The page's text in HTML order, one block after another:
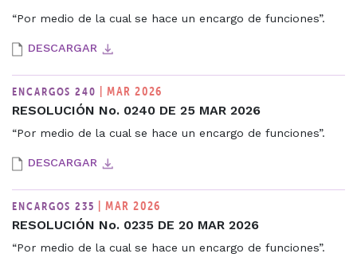
“Por medio de la cual se hace un encargo de funciones”.
DESCARGAR
ENCARGOS 240 | MAR 2026
RESOLUCIÓN No. 0240 DE 25 MAR 2026
“Por medio de la cual se hace un encargo de funciones”.
DESCARGAR
ENCARGOS 235 | MAR 2026
RESOLUCIÓN No. 0235 DE 20 MAR 2026
“Por medio de la cual se hace un encargo de funciones”.